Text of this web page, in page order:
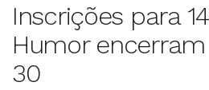
Inscrições para
Humor
30